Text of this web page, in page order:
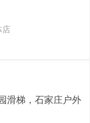
滑梯，石家庄户外